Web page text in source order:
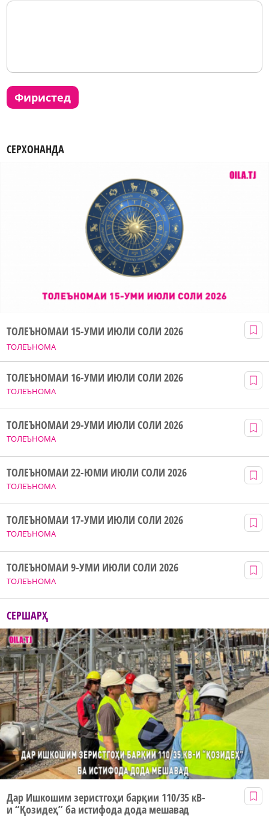
фиристед
СЕРХОНАНДА
ТОЛЕЪНОМА
ТОЛЕЪНОМАИ 15-УМИ ИЮЛИ СОЛИ 2026
ТОЛЕЪНОМА
ТОЛЕЪНОМАИ 16-УМИ ИЮЛИ СОЛИ 2026
ТОЛЕЪНОМА
ТОЛЕЪНОМАИ 29-УМИ ИЮЛИ СОЛИ 2026
ТОЛЕЪНОМА
ТОЛЕЪНОМАИ 22-ЮМИ ИЮЛИ СОЛИ 2026
ТОЛЕЪНОМА
ТОЛЕЪНОМАИ 17-УМИ ИЮЛИ СОЛИ 2026
ТОЛЕЪНОМА
ТОЛЕЪНОМАИ 9-УМИ ИЮЛИ СОЛИ 2026
СЕРШАРҲ
Дар Ишкошим зеристгоҳи барқии 110/35 кВ-
и “Қозидеҳ” ба истифода дода мешавад